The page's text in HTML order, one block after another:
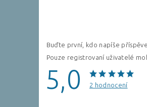
Buďte první, kdo napíše
Pouze registrovaní uživatelé
5,0 2 hodnocení